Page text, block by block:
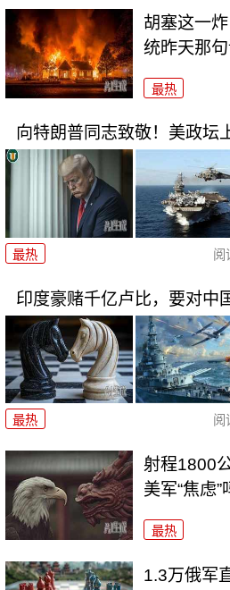
胡塞这一
统昨天那
最热
向特朗普同志致敬！美政坛
最热 阅
印度豪赌千亿卢比，要对中
最热 阅
射程1800
美军“焦虑”
最热
1.3万俄军